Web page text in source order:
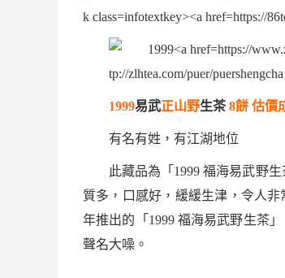
1999易武正山野生茶8餅 估價
有名有姓，有江湖地位
此藏品為「 1999福海易武野生
質多，口感好，緩緩生津，令人非
年推出的「 1999 福海易武野生茶
聲名大噪。